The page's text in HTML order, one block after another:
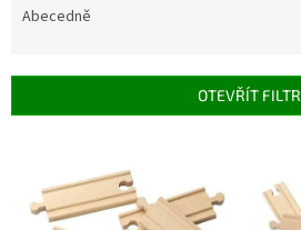
r
Abecedně
OTEVŘÍT FILTR